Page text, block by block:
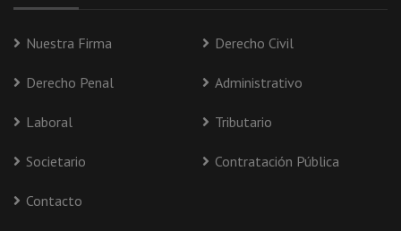
Nuestra Firma Derecho Civil
Derecho Penal Administrativo
Laboral Tributario
Societario Contratación Pública
Contacto